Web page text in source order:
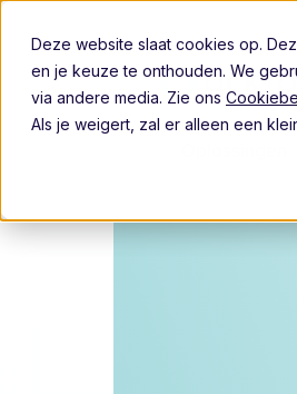
Deze website slaat cookies op.
en je keuze te onthouden. We
via andere media. Zie ons
Als je weigert, zal er alleen een